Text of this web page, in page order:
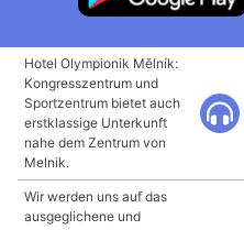
Hotel Olympionik Mělník:
Kongresszentrum und
Sportzentrum bietet auch
erstklassige Unterkunft
nahe dem Zentrum von
Melnik.
Wir werden uns auf das
ausgeglichene und